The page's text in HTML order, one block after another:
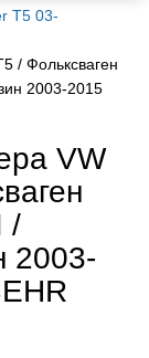
T5 03-
/ Фольксваген
2003-2015
VW
/
2003-